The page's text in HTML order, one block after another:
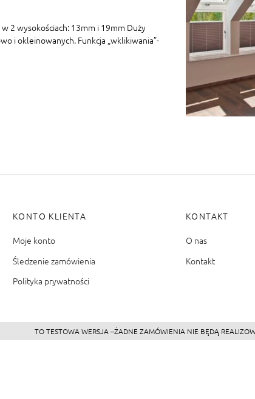
2 wysokościach: 13mm i 19mm Duży
i okleinowanych. Funkcja „wklikiwania”-
KONTO KLIENTA
Moje konto
Śledzenie zamówienia
Polityka prywatności
KONTAKT
O nas
Kontakt
TO TESTOWA WERSJA --ŻADNE ZAMÓWIENIA NIE BĘDĄ